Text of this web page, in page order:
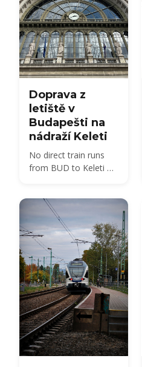
Doprava z
letiště v
Budapešti na
nádraží Keleti
No direct train runs
from BUD to Keleti —
850 HUF budget route,
and 2026 taxi fares
under the new airport
surcharge.